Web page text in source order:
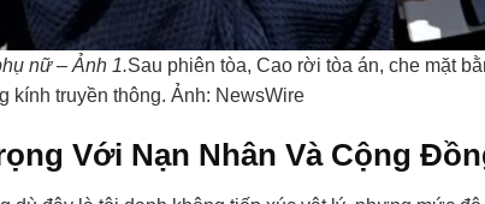
nữ – Ảnh 1.Sau phiên tòa, Cao rời tòa án, che mặt
kính truyền thông. Ảnh: NewsWire
Với Nạn Nhân Và Cộng